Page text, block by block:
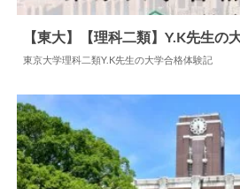
【東大】【理科二類】Y.K先生の
東京大学理科二類Y.K先生の大学合格体験記